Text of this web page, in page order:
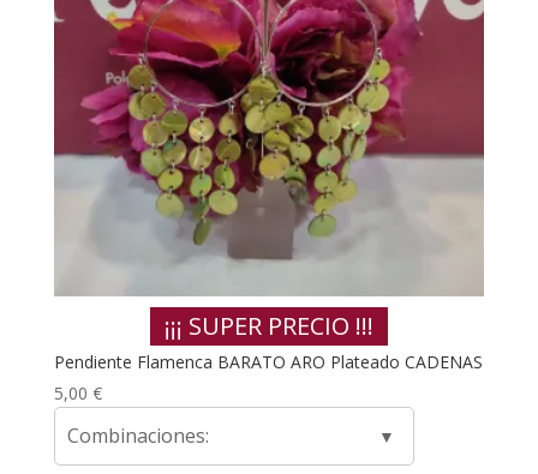
¡¡¡ SUPER PRECIO !!!
Pendiente Flamenca BARATO ARO Plateado CADENAS
5,00 €
Combinaciones: